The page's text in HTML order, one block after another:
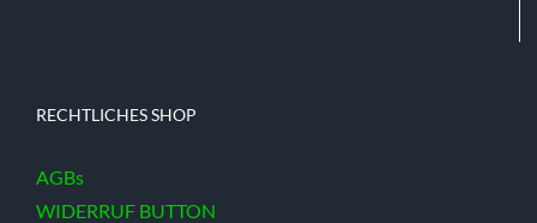
RECHTLICHES SHOP
AGBs
WIDERRUF BUTTON